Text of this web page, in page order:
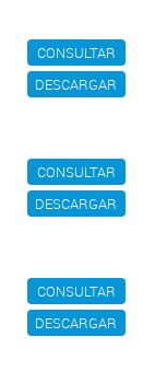
CONSULTAR
DESCARGAR
CONSULTAR
DESCARGAR
CONSULTAR
DESCARGAR